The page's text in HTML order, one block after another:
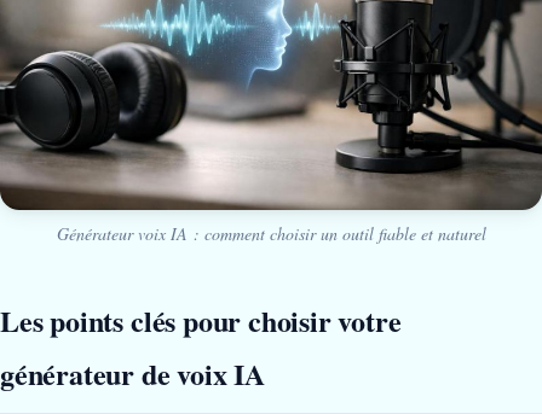
Générateur voix IA : comment choisir un outil fiable et naturel
Les points clés pour choisir votre
générateur de voix IA